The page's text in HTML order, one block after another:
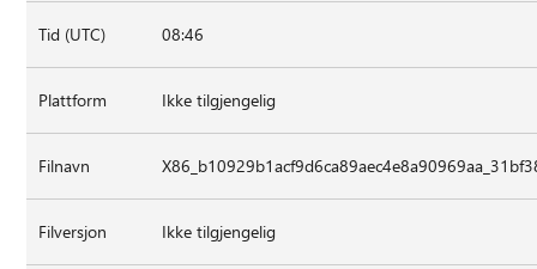
Tid (UTC) 08:46
Plattform Ikke tilgjengelig
Filnavn
Filversjon Ikke tilgjengelig